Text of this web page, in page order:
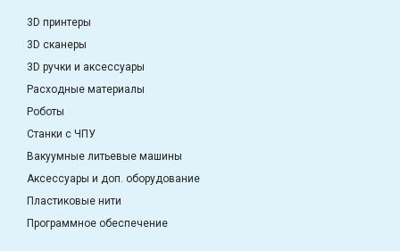
3D принтеры
3D сканеры
3D ручки и аксессуары
Расходные материалы
Роботы
Станки с ЧПУ
Вакуумные литьевые машины
Аксессуары и доп. оборудование
Пластиковые нити
Программное обеспечение